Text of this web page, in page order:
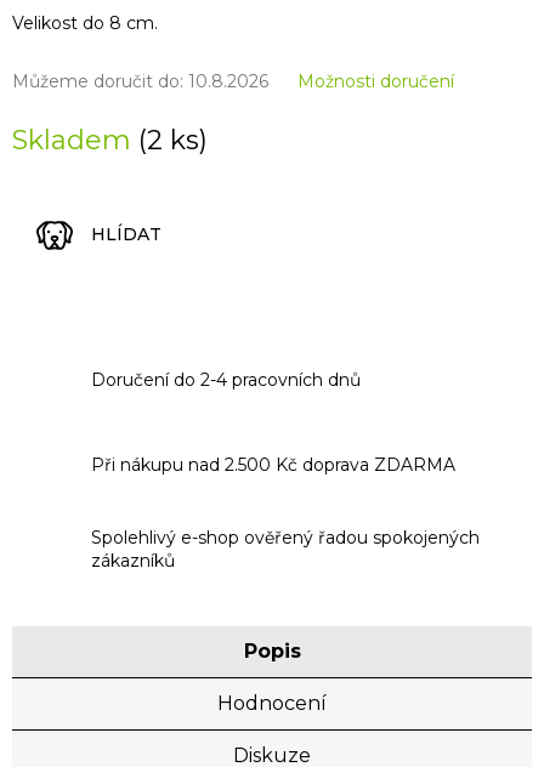
Skladem (2 ks)
Můžeme doručit do: 10.8.2026 Možnosti doručení
Velikost do 8 cm.
HLÍDAT
Doručení do 2-4 pracovních dnů
Při nákupu nad 2.500 Kč doprava ZDARMA
Spolehlivý e-shop ověřený řadou spokojených
zákazníků
Popis
Hodnocení
Diskuze